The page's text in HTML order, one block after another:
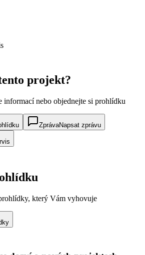
projekt?
informací nebo objednejte si prohlídku
ZprávaNapsat zprávu
který Vám vyhovuje